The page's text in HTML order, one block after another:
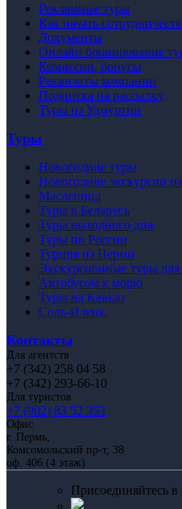
Рекламные туры
Как начать
Документы
Онлайн бронирование
Комиссии, бонусы
Реквизиты компании
Подписка на рассылку
Туры из Удмуртии
Туры
Новогодние туры
Новогодние экскурсии
Масленица
Туры в Беларусь
Туры выходного дня
Туры по России
Турция из Перми
Экскурсионные туры
Автобусом к морю
Туры на Кавказ
Соль-Илецк
Контакты
Для агентств
+7 (342) 258 04 58
+7 (342) 293-66-10
Для туристов
+7 (902) 83 52 353
Офис
г. Пермь,
Комсомольский пр-т, 38
оф. 406 (4 этаж)
Присоединяйтесь в